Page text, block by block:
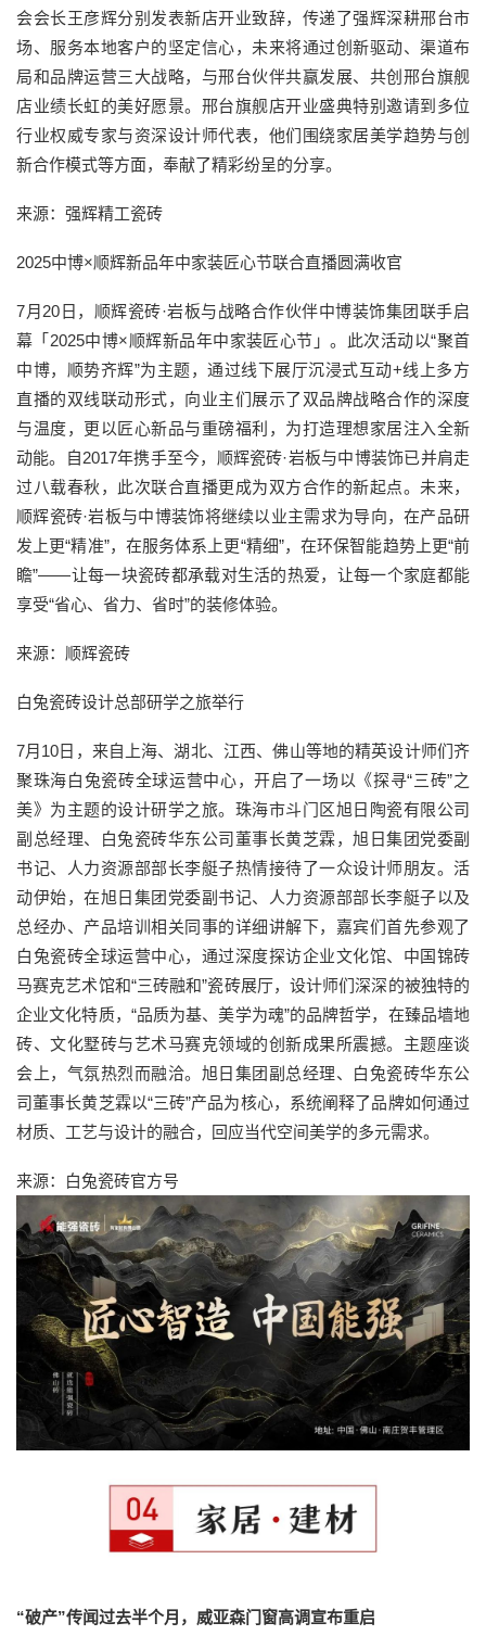
会会长王彦辉分别发表新店开业致辞，传递了强辉深耕邢台市
场、服务本地客户的坚定信心，未来将通过创新驱动、渠道布
局和品牌运营三大战略，与邢台伙伴共赢发展、共创邢台旗舰
店业绩长虹的美好愿景。邢台旗舰店开业盛典特别邀请到多位
行业权威专家与资深设计师代表，他们围绕家居美学趋势与创
新合作模式等方面，奉献了精彩纷呈的分享。
来源：强辉精工瓷砖
2025中博×顺辉新品年中家装匠心节联合直播圆满收官
7月20日，顺辉瓷砖·岩板与战略合作伙伴中博装饰集团联手启
幕「2025中博×顺辉新品年中家装匠心节」。此次活动以“聚首
中博，顺势齐辉”为主题，通过线下展厅沉浸式互动+线上多方
直播的双线联动形式，向业主们展示了双品牌战略合作的深度
与温度，更以匠心新品与重磅福利，为打造理想家居注入全新
动能。自2017年携手至今，顺辉瓷砖·岩板与中博装饰已并肩走
过八载春秋，此次联合直播更成为双方合作的新起点。未来，
顺辉瓷砖·岩板与中博装饰将继续以业主需求为导向，在产品研
发上更“精准”，在服务体系上更“精细”，在环保智能趋势上更“前
瞻”——让每一块瓷砖都承载对生活的热爱，让每一个家庭都能
享受“省心、省力、省时”的装修体验。
来源：顺辉瓷砖
白兔瓷砖设计总部研学之旅举行
7月10日，来自上海、湖北、江西、佛山等地的精英设计师们齐
聚珠海白兔瓷砖全球运营中心，开启了一场以《探寻“三砖”之
美》为主题的设计研学之旅。珠海市斗门区旭日陶瓷有限公司
副总经理、白兔瓷砖华东公司董事长黄芝霖，旭日集团党委副
书记、人力资源部部长李艇子热情接待了一众设计师朋友。活
动伊始，在旭日集团党委副书记、人力资源部部长李艇子以及
总经办、产品培训相关同事的详细讲解下，嘉宾们首先参观了
白兔瓷砖全球运营中心，通过深度探访企业文化馆、中国锦砖
马赛克艺术馆和“三砖融和”瓷砖展厅，设计师们深深的被独特的
企业文化特质，“品质为基、美学为魂”的品牌哲学，在臻品墙地
砖、文化墅砖与艺术马赛克领域的创新成果所震撼。主题座谈
会上，气氛热烈而融洽。旭日集团副总经理、白兔瓷砖华东公
司董事长黄芝霖以“三砖”产品为核心，系统阐释了品牌如何通过
材质、工艺与设计的融合，回应当代空间美学的多元需求。
来源：白兔瓷砖官方号
“破产”传闻过去半个月，威亚森门窗高调宣布重启